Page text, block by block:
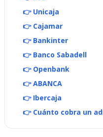
👉 Unicaja
👉 Cajamar
👉 Bankinter
👉 Banco Sabadell
👉 Openbank
👉 ABANCA
👉 Ibercaja
👉 Cuánto cobra un